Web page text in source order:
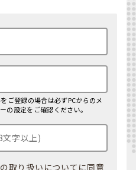
ご登録の場合は必ずPCからのメ
の設定をご確認ください。
取り扱いについてに同意